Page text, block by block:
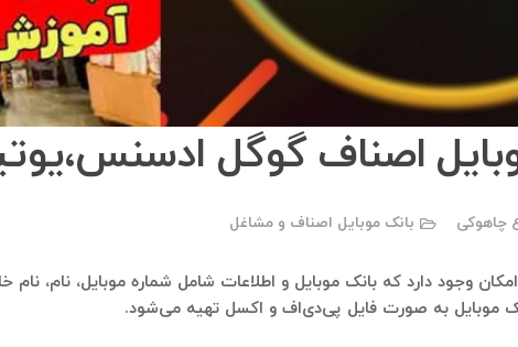
اصناف گوگل
چاهوکی بانک موبایل اصناف و مشاغل
امکان وجود دارد که بانک موبایل و اطلاعات شامل شماره موبایل، نام،
موبایل به صورت فایل پی‌دی‌اف و اکسل تهیه می‌شود.